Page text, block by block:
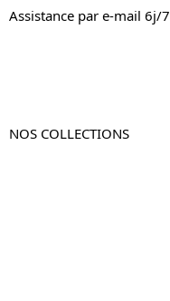
Assistance par e-mail 6j/7
NOS COLLECTIONS